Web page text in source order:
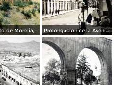
El Acueducto de Morelia, Michoacán por el Fotógrafo Charles B. Waite. Prolongacion de la Avenida Madero.